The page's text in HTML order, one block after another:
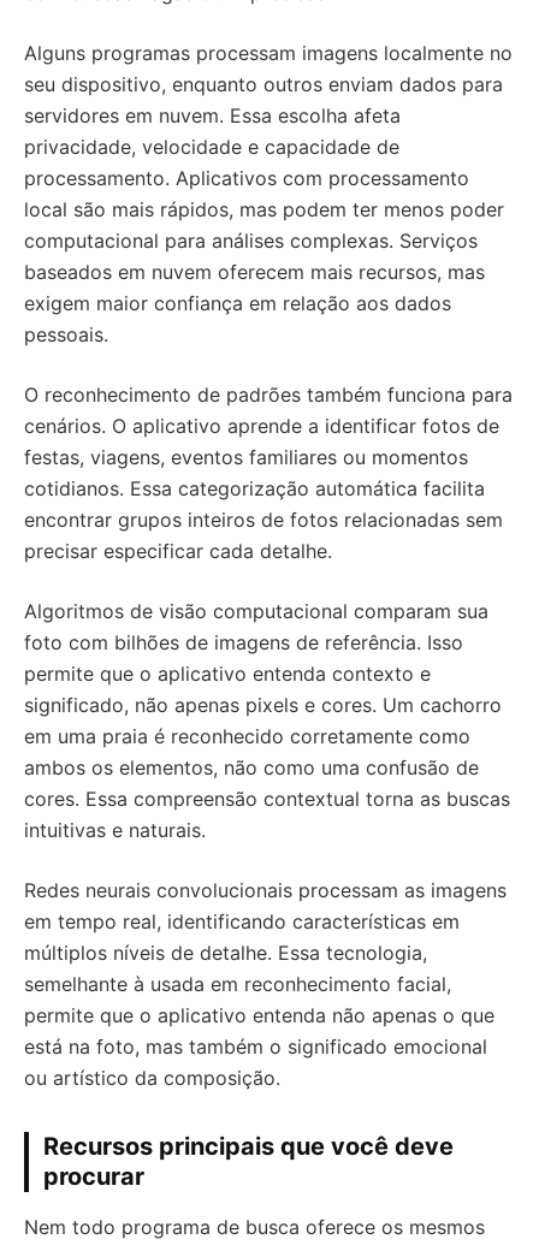
Alguns programas processam imagens localmente no
seu dispositivo, enquanto outros enviam dados para
servidores em nuvem. Essa escolha afeta
privacidade, velocidade e capacidade de
processamento. Aplicativos com processamento
local são mais rápidos, mas podem ter menos poder
computacional para análises complexas. Serviços
baseados em nuvem oferecem mais recursos, mas
exigem maior confiança em relação aos dados
pessoais.
O reconhecimento de padrões também funciona para
cenários. O aplicativo aprende a identificar fotos de
festas, viagens, eventos familiares ou momentos
cotidianos. Essa categorização automática facilita
encontrar grupos inteiros de fotos relacionadas sem
precisar especificar cada detalhe.
Algoritmos de visão computacional comparam sua
foto com bilhões de imagens de referência. Isso
permite que o aplicativo entenda contexto e
significado, não apenas pixels e cores. Um cachorro
em uma praia é reconhecido corretamente como
ambos os elementos, não como uma confusão de
cores. Essa compreensão contextual torna as buscas
intuitivas e naturais.
Redes neurais convolucionais processam as imagens
em tempo real, identificando características em
múltiplos níveis de detalhe. Essa tecnologia,
semelhante à usada em reconhecimento facial,
permite que o aplicativo entenda não apenas o que
está na foto, mas também o significado emocional
ou artístico da composição.
Recursos principais que você deve
procurar
Nem todo programa de busca oferece os mesmos